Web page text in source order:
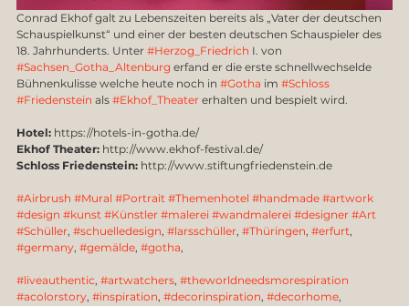
Conrad Ekhof galt zu Lebenszeiten bereits als „Vater der deutschen
Schauspielkunst“ und einer der besten deutschen Schauspieler des
18. Jahrhunderts. Unter #Herzog_Friedrich I. von
#Sachsen_Gotha_Altenburg erfand er die erste schnellwechselde
Bühnenkulisse welche heute noch in #Gotha im #Schloss
#Friedenstein als #Ekhof_Theater erhalten und bespielt wird.
Hotel: https://hotels-in-gotha.de/
Ekhof Theater: http://www.ekhof-festival.de/
Schloss Friedenstein: http://www.stiftungfriedenstein.de
#Airbrush #Mural #Portrait #Themenhotel #handmade #artwork
#design #kunst #Künstler #malerei #wandmalerei #designer #Art
#Schüller, #schuelledesign, #larsschüller, #Thüringen, #erfurt,
#germany, #gemälde, #gotha,
#liveauthentic, #artwatchers, #theworldneedsmorespiration
#acolorstory, #inspiration, #decorinspiration, #decorhome,